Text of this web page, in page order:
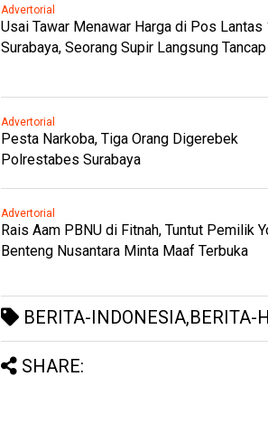
Advertorial
Usai Tawar Menawar Harga di Pos Lantas
Surabaya, Seorang Supir Langsung Tancap
Advertorial
Pesta Narkoba, Tiga Orang Digerebek
Polrestabes Surabaya
Advertorial
Rais Aam PBNU di Fitnah, Tuntut Pemilik
Benteng Nusantara Minta Maaf Terbuka
BERITA-INDONESIA,BERITA-
SHARE: